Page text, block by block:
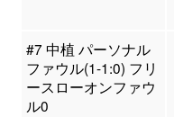
#7 中植 パーソナル
ファウル(1-1:0) フリ
ースローオンファウ
ル0